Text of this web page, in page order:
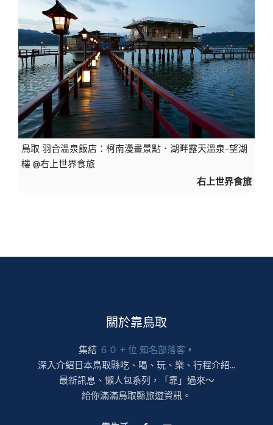
鳥取 羽合溫泉飯店：柯南漫畫景點．湖畔露天溫泉-望湖
樓 @右上世界食旅
右上世界食旅
關於靠鳥取
集結 ６０ + 位 知名部落客 ，
深入介紹日本鳥取縣吃、喝、玩、樂、行程介紹...
最新訊息、懶人包系列，「靠」過來～
給你滿滿鳥取縣旅遊資訊。